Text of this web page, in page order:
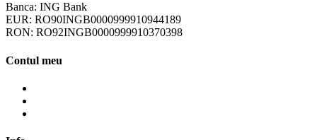
Banca: ING Bank
EUR: RO90INGB0000999910944189
RON: RO92INGB0000999910370398
Contul meu